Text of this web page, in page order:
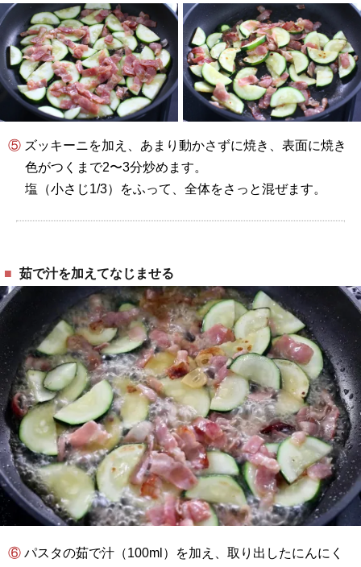
⑤ ズッキーニを加え、あまり動かさずに焼き、表面に焼き
色がつくまで2〜3分炒めます。
塩（小さじ1/3）をふって、全体をさっと混ぜます。
茹で汁を加えてなじませる
⑥ パスタの茹で汁（100ml）を加え、取り出したにんにく